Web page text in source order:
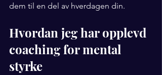
dem til en del av hverdagen din.
Hvordan jeg har opplevd
coaching for mental
styrke